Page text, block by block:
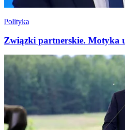
Polityka
Związki partnerskie. Motyka